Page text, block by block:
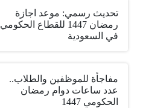
تحديث رسمي: موعد اجازة
رمضان 1447 للقطاع الحكومي
في السعودية
مفاجأة للموظفين والطلاب..
عدد ساعات دوام رمضان
الحكومي 1447